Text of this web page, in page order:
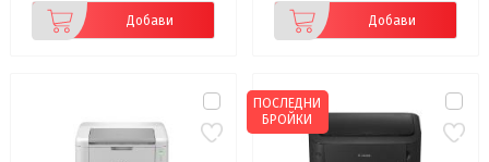
Добави Добави
ПОСЛЕДНИ
БРОЙКИ